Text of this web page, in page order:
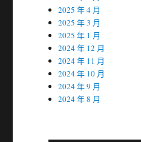
2025 年 4 月
2025 年 3 月
2025 年 1 月
2024 年 12 月
2024 年 11 月
2024 年 10 月
2024 年 9 月
2024 年 8 月